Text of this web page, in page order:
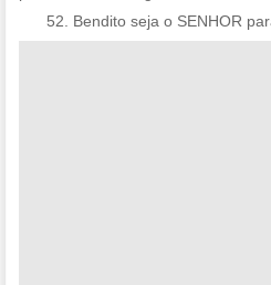
52. Bendito seja o SENHOR